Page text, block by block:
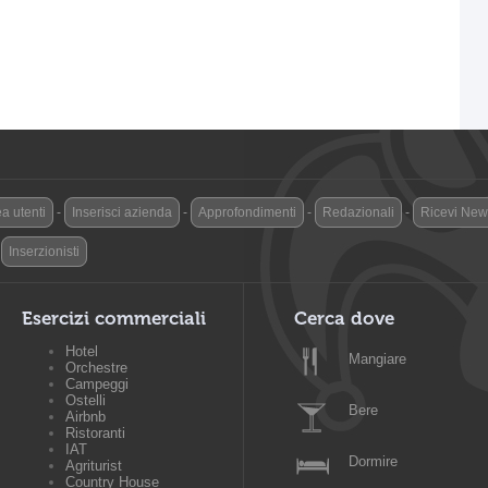
utenti - Inserisci azienda - Approfondimenti - Redazionali - Ricevi
Inserzionisti
Esercizi commerciali
Hotel
Orchestre
Campeggi
Ostelli
Airbnb
Ristoranti
IAT
Agriturist
Country House
Cerca dove
Mangiare
Bere
Dormire